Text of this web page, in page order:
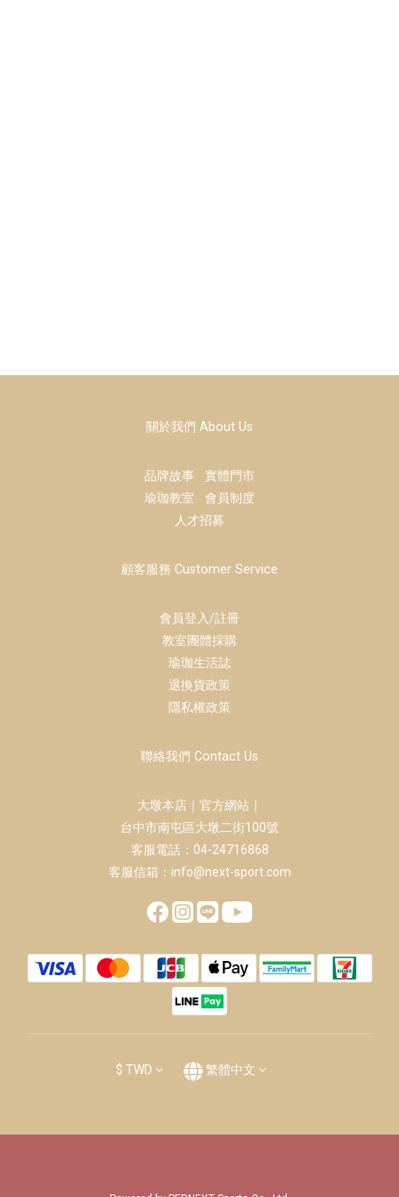
關於我們 About Us
品牌故事 實體門市
瑜珈教室 會員制度
人才招募
顧客服務 Customer Service
會員登入/註冊
教室團體採購
瑜珈生活誌
退換貨政策
隱私權政策
聯絡我們 Contact Us
大墩本店｜官方網站｜
台中市南屯區大墩二街100號
客服電話：04-24716868
客服信箱：info@next-sport.com
$ TWD 繁體中文